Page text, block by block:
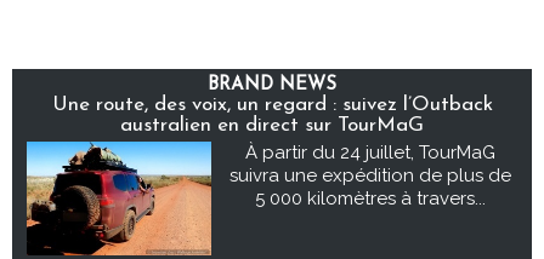
BRAND NEWS
Une route, des voix, un regard : suivez l’Outback
australien en direct sur TourMaG
À partir du 24 juillet, TourMaG
suivra une expédition de plus de
5 000 kilomètres à travers...